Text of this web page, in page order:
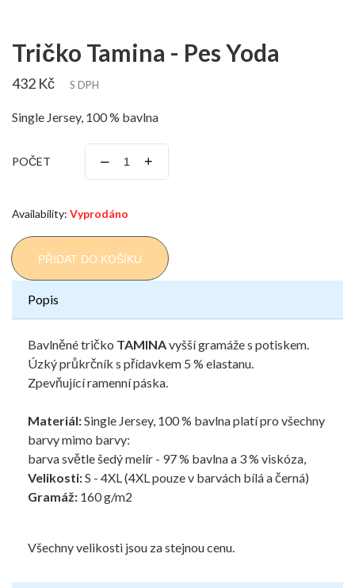
Tričko Tamina - Pes Yoda
432 Kč S DPH
Single Jersey, 100 % bavlna
POČET – +
Availability: Vyprodáno
PŘIDAT DO KOŠÍKU
Popis
Bavlněné tričko TAMINAvyšší gramáže s potiskem.
Úzký průkrčník s přídavkem 5 % elastanu.
Zpevňující ramenní páska.
Materiál:Single Jersey, 100 % bavlna platí pro všechny
barvy mimo barvy:
barva světle šedý melír - 97 % bavlna a 3 % viskóza,
Velikosti:S - 4XL (4XL pouze v barvách bílá a černá)
Gramáž: 160 g/m2
Všechny velikosti jsou za stejnou cenu.